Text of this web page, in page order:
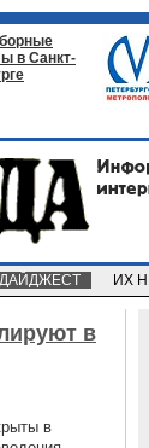
в Санкт-
ДАЙДЖЕСТ ИХ
в
в